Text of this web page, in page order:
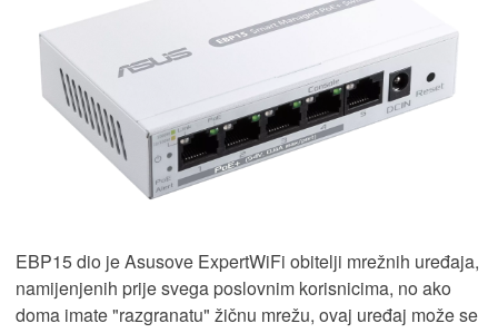
EBP15 dio je Asusove ExpertWiFi obitelji mrežnih uređaja,
namijenjenih prije svega poslovnim korisnicima, no ako
doma imate "razgranatu" žičnu mrežu, ovaj uređaj može se